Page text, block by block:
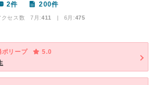
2件 200件
クセス数 7月:411 | 6月:475
ポリープ
5.0